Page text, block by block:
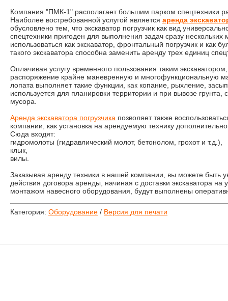
Компания "ПМК-1" располагает большим парком спецтехники
Наиболее востребованной услугой является аренда
обусловлено тем, что экскаватор погрузчик как вид
спецтехники пригоден для выполнения задач сразу
использоваться как экскаватор, фронтальный погрузчик и как
такого экскаватора способна заменить аренду трех единиц
Оплачивая услугу временного пользования таким
распоряжение крайне маневренную и многофункциональную
лопата выполняет такие функции, как копание, рыхление,
используется для планировки территории и при вывозе грунта,
мусора.
Аренда экскаватора погрузчика позволяет также
компании, как установка на арендуемую технику
Сюда входят:
гидромолоты (гидравлический молот, бетонолом, грохот и т.д.),
клык,
вилы.
Заказывая аренду техники в нашей компании, вы можете быть
действия договора аренды, начиная с доставки экскаватора на
монтажом навесного оборудования, будут выполнены
Категория: Оборудование / Версия для печати